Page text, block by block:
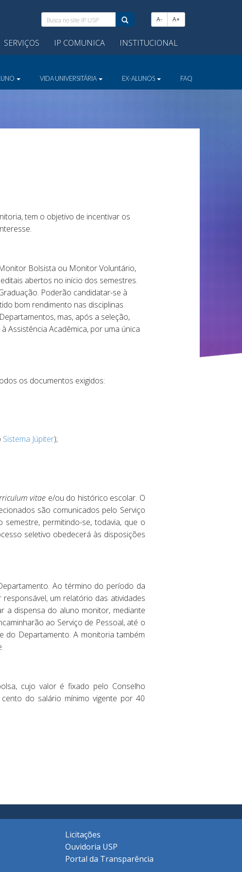
Busca
no
site
IP
A- A+
SERVIÇOS IP COMUNICA INSTITUCIONAL
VIDA UNIVERSITÁRIA EX-ALUNOS FAQ
tem o objetivo de incentivar os
Bolsista ou Monitor Voluntário,
abertos no início dos semestres.
Poderão candidatar-se à
bom rendimento nas disciplinas
mas, após a seleção,
Assistência Acadêmica, por uma única
os documentos exigidos:
Sistema Júpiter);
vitae e/ou do histórico escolar. O
são comunicados pelo Serviço
permitindo-se, todavia, que o
seletivo obedecerá às disposições
Ao término do período da
um relatório das atividades
a dispensa do aluno monitor, mediante
ao Serviço de Pessoal, até o
do Departamento. A monitoria também
cujo valor é fixado pelo Conselho
do salário mínimo vigente por 40
Licitações
Ouvidoria USP
Portal da Transparência